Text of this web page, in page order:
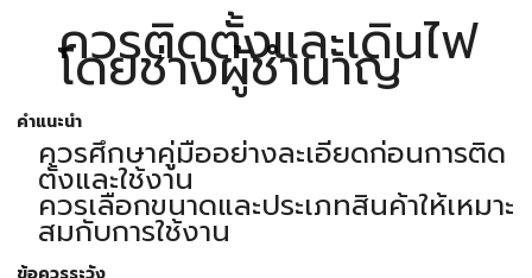
ควรติดตั้งและเดินไฟ
โดยช่างผู้ชำนาญ
คำแนะนำ
ควรศึกษาคู่มืออย่างละเอียดก่อนการติด
ตั้งและใช้งาน
ควรเลือกขนาดและประเภทสินค้าให้เหมาะ
สมกับการใช้งาน